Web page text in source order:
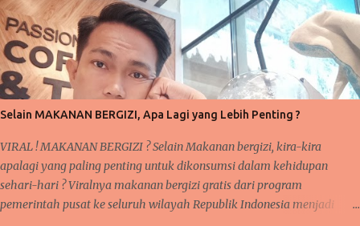
tentang 'taubat dan konsisten' dan saya mengatakan bahwa sangat
berkaitan dengan pembahasan selanjutnya. Nah, inilah yang kita
bahas pada pertemuan kali ini yakni KEBIASAAN dan KETEKUNAN.
Pernahkah anda mendengar pepatah 'ala bisa karena biasa'? Suatu
kegiatan akan mudah terlaksana dan diselesaikan, karena proses
kerjanya sudah biasa dilakukan sebelumnya. Seperti halnya pelajaran
matematika, fisika, kimia, serta pelajaran lainnya yang membutu...
Selain MAKANAN BERGIZI, Apa Lagi yang Lebih Penting ?
VIRAL ! MAKANAN BERGIZI ? Selain Makanan bergizi, kira-kira
apalagi yang paling penting untuk dikonsumsi dalam kehidupan
sehari-hari ? Viralnya makanan bergizi gratis dari program
pemerintah pusat ke seluruh wilayah Republik Indonesia menjadi